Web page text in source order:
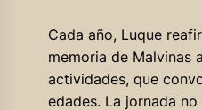
Cada año, Luque
memoria de Malvinas
actividades, que
edades. La jornada